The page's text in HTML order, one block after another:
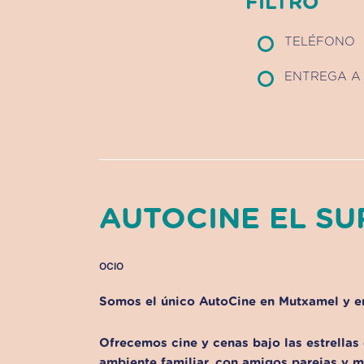
TELÉFONO
ENTREGA A
AUTOCINE EL
OCIO
Somos el único AutoCine en Mutxamel y
Ofrecemos cine y cenas bajo las